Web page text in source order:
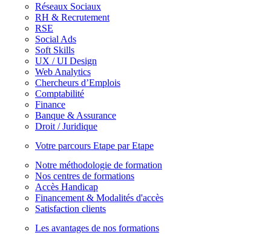
Réseaux Sociaux
RH & Recrutement
RSE
Social Ads
Soft Skills
UX / UI Design
Web Analytics
Chercheurs d’Emplois
Comptabilité
Finance
Banque & Assurance
Droit / Juridique
Votre parcours Etape par Etape
Notre méthodologie de formation
Nos centres de formations
Accès Handicap
Financement & Modalités d'accès
Satisfaction clients
Les avantages de nos formations